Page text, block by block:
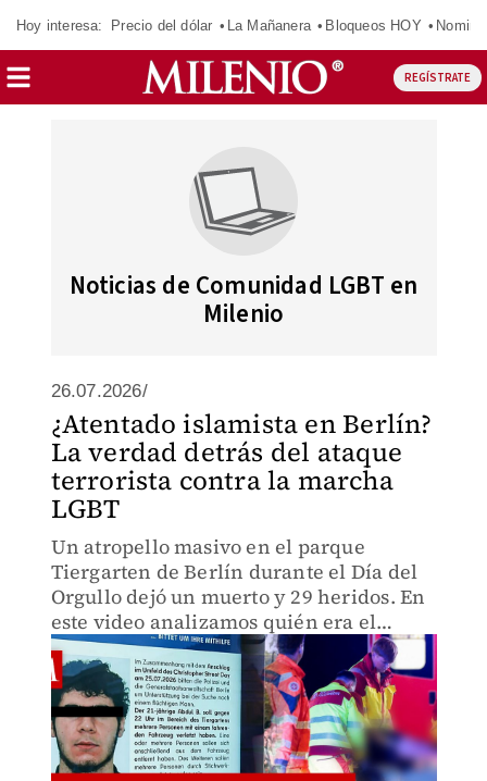
Hoy interesa: Precio del dólar La Mañanera Bloqueos HOY
REGÍSTRATE
Noticias de Comunidad LGBT en
Milenio
26.07.2026/
¿Atentado islamista en Berlín?
La verdad detrás del ataque
terrorista contra la marcha
LGBT
Un atropello masivo en el parque
Tiergarten de Berlín durante el Día del
Orgullo dejó un muerto y 29 heridos. En
este video analizamos quién era el
sospechoso, sus vínculos extremistas y
las reacciones en Europa.